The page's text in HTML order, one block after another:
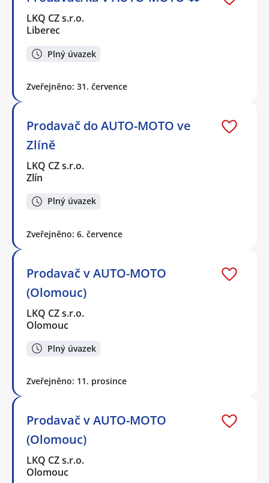
LKQ CZ s.r.o.
Liberec
Plný úvazek
Zveřejněno: 31. července
Prodavač do AUTO-MOTO ve
Zlíně
LKQ CZ s.r.o.
Zlín
Plný úvazek
Zveřejněno: 6. července
Prodavač v AUTO-MOTO
(Olomouc)
LKQ CZ s.r.o.
Olomouc
Plný úvazek
Zveřejněno: 11. prosince
Prodavač v AUTO-MOTO
(Olomouc)
LKQ CZ s.r.o.
Olomouc